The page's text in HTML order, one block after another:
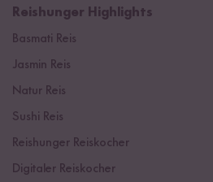
Reishunger Highlights
Basmati Reis
Jasmin Reis
Natur Reis
Sushi Reis
Reishunger Reiskocher
Digitaler Reiskocher